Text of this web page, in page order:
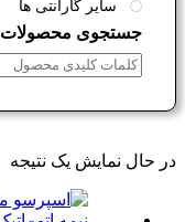
سایر گارانتی ها
جستجوی محصولات
در حال نمایش یک نتیجه